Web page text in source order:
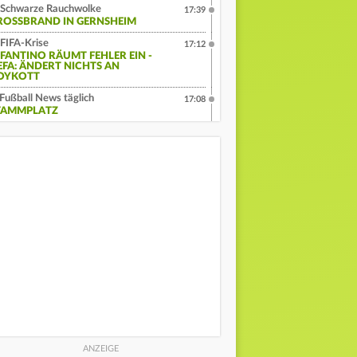
Schwarze Rauchwolke
IN GERNSHEIM
17:39
FIFA-Krise
RÄUMT FEHLER EIN -
ÄNDERT NICHTS AN
17:12
Fußball News täglich
17:08